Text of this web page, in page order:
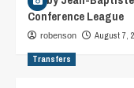
Conference League
robenson August 7,
Transfers